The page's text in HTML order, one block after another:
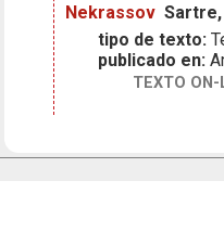
Nekrassov
tipo de texto:
publicado en:
TEXTO ON-